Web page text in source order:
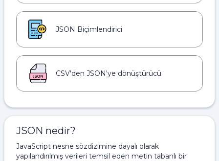
JSON Biçimlendirici
CSV'den JSON'ye dönüştürücü
JSON nedir?
JavaScript nesne sözdizimine dayalı olarak
yapılandırılmış verileri temsil eden metin tabanlı bir